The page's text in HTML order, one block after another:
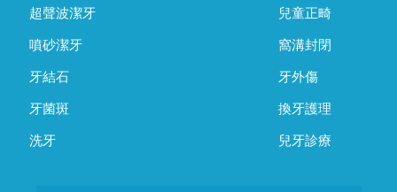
超聲波潔牙
噴砂潔牙
牙結石
牙菌斑
洗牙
兒童正畸
窩溝封閉
牙外傷
換牙護理
兒牙診療